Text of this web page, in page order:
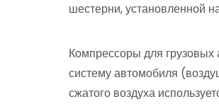
шестерни, установленной
Компрессоры для
систему автомобиля
сжатого воздуха